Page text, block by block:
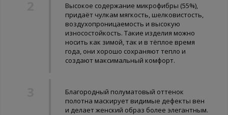
Высокое содержание микрофибры (55%),
придаёт чулкам мягкость, шелковистость,
воздухопроницаемость и высокую
износостойкость. Такие изделия можно
носить как зимой, так и в тёплое время
года, они хорошо сохраняют тепло и
создают максимальный комфорт.
Благородный полуматовый оттенок
полотна маскирует видимые дефекты вен
и делает женский образ более элегантным.